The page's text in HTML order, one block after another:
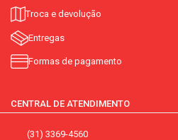
Troca e devolução
Entregas
Formas de pagamento
CENTRAL DE ATENDIMENTO
(31) 3369-4560